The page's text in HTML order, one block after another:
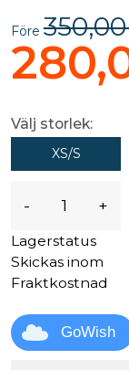
Före
Välj storlek:
XS/S
- +
Lagerstatus
Skickas inom
Fraktkostnad
GoWish